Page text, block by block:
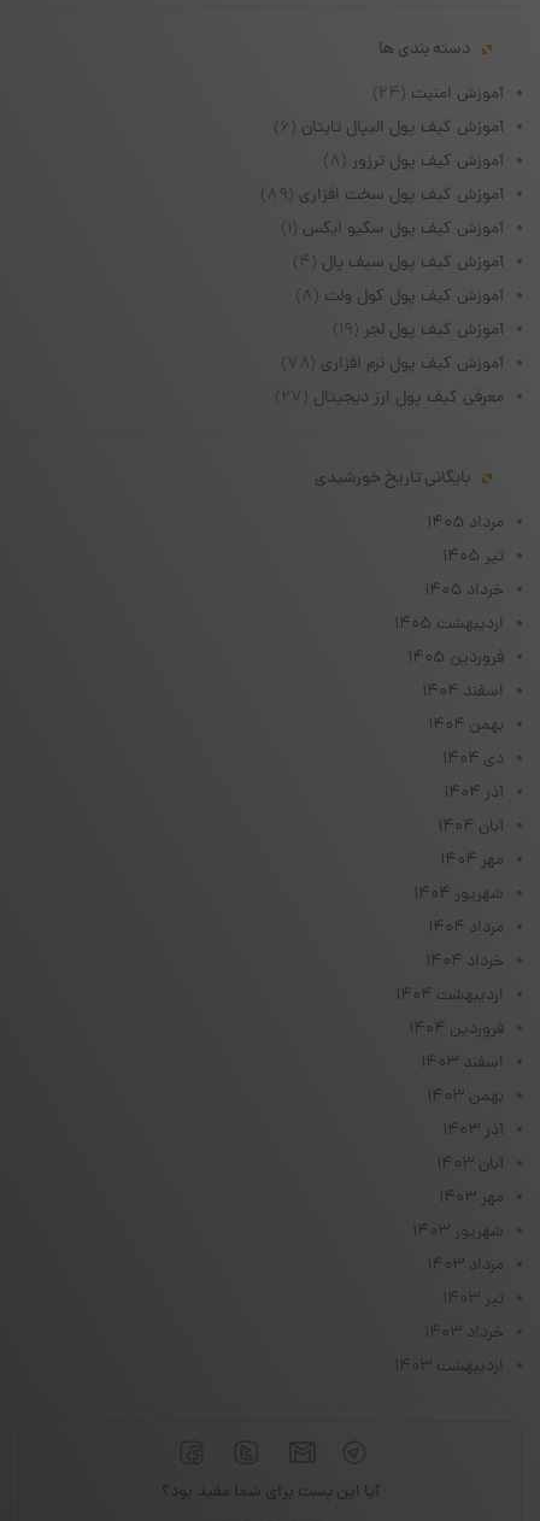
دسته بندی ها
آموزش امنیت (۲۴)
آموزش کیف پول الیپال تایتان (۶)
آموزش کیف پول ترزور (۸)
آموزش کیف پول سخت افزاری (۸۹)
آموزش کیف پول سکیو ایکس (۱)
آموزش کیف پول سیف پال (۴)
آموزش کیف پول کول ولت (۸)
آموزش کیف پول لجر (۱۹)
آموزش کیف پول نرم افزاری (۷۸)
معرفی کیف پول ارز دیجیتال (۲۷)
بایگانی تاریخ خورشیدی
مرداد ۱۴۰۵
تیر ۱۴۰۵
خرداد ۱۴۰۵
اردیبهشت ۱۴۰۵
فروردین ۱۴۰۵
اسفند ۱۴۰۴
بهمن ۱۴۰۴
دی ۱۴۰۴
آذر ۱۴۰۴
آبان ۱۴۰۴
مهر ۱۴۰۴
شهریور ۱۴۰۴
مرداد ۱۴۰۴
خرداد ۱۴۰۴
اردیبهشت ۱۴۰۴
فروردین ۱۴۰۴
اسفند ۱۴۰۳
بهمن ۱۴۰۳
آذر ۱۴۰۳
آبان ۱۴۰۳
مهر ۱۴۰۳
شهریور ۱۴۰۳
مرداد ۱۴۰۳
تیر ۱۴۰۳
خرداد ۱۴۰۳
اردیبهشت ۱۴۰۳
آیا این پست برای شما مفید بود؟